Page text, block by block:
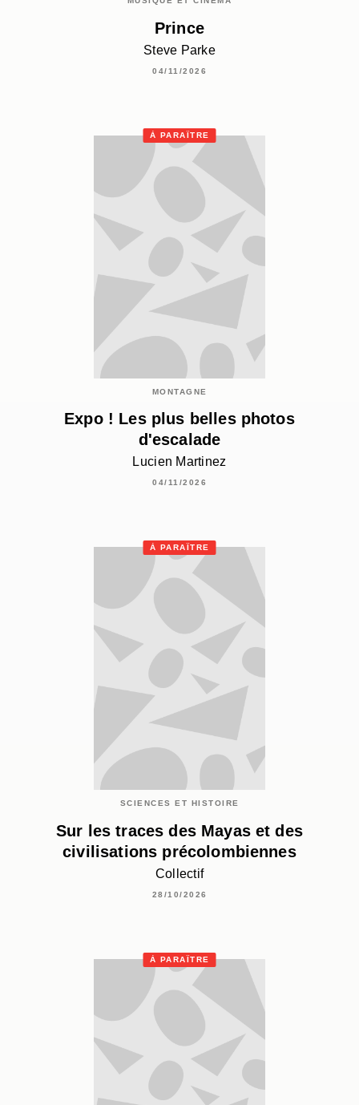
Prince
Steve Parke
04/11/2026
À PARAÎTRE
MONTAGNE
Expo ! Les plus belles photos
d'escalade
Lucien Martinez
04/11/2026
À PARAÎTRE
SCIENCES ET HISTOIRE
Sur les traces des Mayas et des
civilisations précolombiennes
Collectif
28/10/2026
À PARAÎTRE